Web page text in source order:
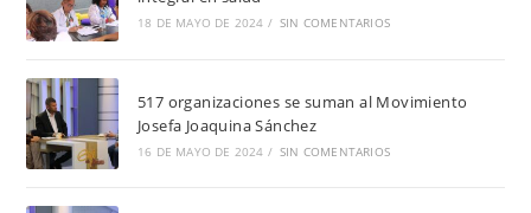
18 DE MAYO DE 2024 / SIN COMENTARIOS
517 organizaciones se suman al Movimiento
Josefa Joaquina Sánchez
16 DE MAYO DE 2024 / SIN COMENTARIOS